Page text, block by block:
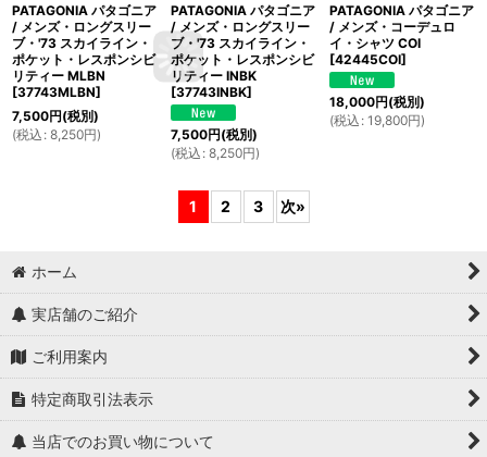
PATAGONIA パタゴニア
/ メンズ・ロングスリー
ブ・'73 スカイライン・
ポケット・レスポンシビ
リティー MLBN
[37743MLBN]
7,500円(税別)
(税込 : 8,250円)
PATAGONIA パタゴニア
/ メンズ・ロングスリー
ブ・'73 スカイライン・
ポケット・レスポンシビ
リティー INBK
[37743INBK]
7,500円(税別)
(税込 : 8,250円)
PATAGONIA パタゴニア
/ メンズ・コーデュロ
イ・シャツ COI
[42445COI]
18,000円(税別)
(税込 : 19,800円)
1 2 3 次»
ホーム
実店舗のご紹介
ご利用案内
特定商取引法表示
当店でのお買い物について